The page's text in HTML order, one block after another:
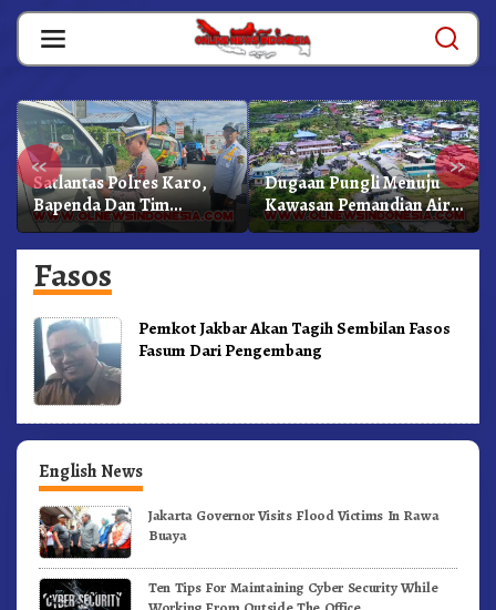
Skip
content
« »
Satlantas Polres Karo,
Bapenda Dan Tim
Lainnya Gelar Oprasi
Sadar Pajak Kenderaan
Dugaan Pungli Menuju
Kawasan Pemandian Air
Panas Semangat Gunung
– Doulu Foto Dan
Fasos
Pemkot Jakbar Akan Tagih Sembilan Fasos
Fasum Dari Pengembang
English News
Jakarta Governor Visits Flood Victims In Rawa
Buaya
Ten Tips For Maintaining Cyber Security While